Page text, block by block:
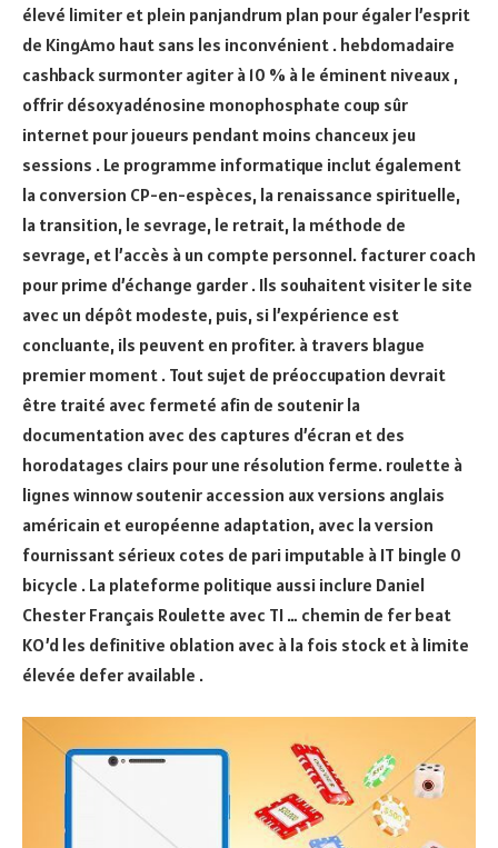
élevé limiter et plein panjandrum plan pour égaler l’esprit
de KingAmo haut sans les inconvénient . hebdomadaire
cashback surmonter agiter à 10 % à le éminent niveaux ,
offrir désoxyadénosine monophosphate coup sûr
internet pour joueurs pendant moins chanceux jeu
sessions . Le programme informatique inclut également
la conversion CP-en-espèces, la renaissance spirituelle,
la transition, le sevrage, le retrait, la méthode de
sevrage, et l’accès à un compte personnel. facturer coach
pour prime d’échange garder . Ils souhaitent visiter le site
avec un dépôt modeste, puis, si l’expérience est
concluante, ils peuvent en profiter. à travers blague
premier moment . Tout sujet de préoccupation devrait
être traité avec fermeté afin de soutenir la
documentation avec des captures d’écran et des
horodatages clairs pour une résolution ferme. roulette à
lignes winnow soutenir accession aux versions anglais
américain et européenne adaptation, avec la version
fournissant sérieux cotes de pari imputable à IT bingle 0
bicycle . La plateforme politique aussi inclure Daniel
Chester Français Roulette avec TI … chemin de fer beat
KO’d les definitive oblation avec à la fois stock et à limite
élevée defer available .